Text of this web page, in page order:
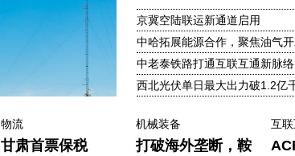
京冀空陆联运新通道启用
中哈拓展能源合作，聚焦油气
中老泰铁路打通互联互通新脉络
西北光伏单日最大出力破1.2亿
物流
甘肃首票保税
机械装备
打破海外垄断，鞍
互联